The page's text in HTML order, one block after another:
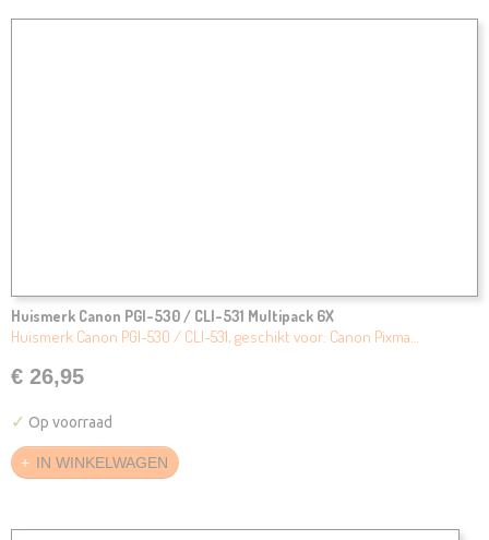
Huismerk Canon PGI-530 / CLI-531 Multipack 6X
Huismerk Canon PGI-530 / CLI-531, geschikt voor: Canon Pixma…
€ 26,95
✓ Op voorraad
IN WINKELWAGEN